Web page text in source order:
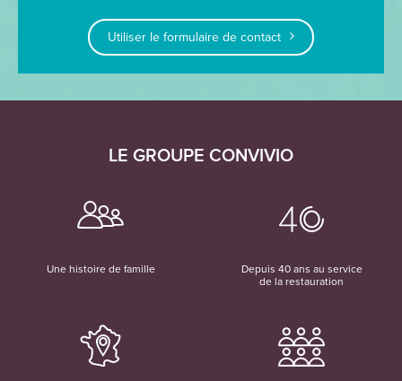
Utiliser le formulaire de contact
LE GROUPE CONVIVIO
Une histoire de famille
Depuis 40 ans au service
de la restauration